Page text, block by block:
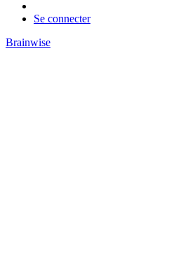
Se connecter
Brainwise